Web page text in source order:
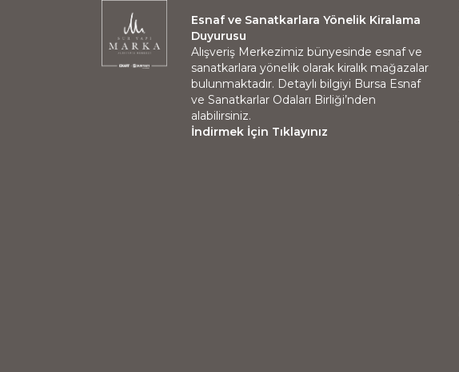
Esnaf ve Sanatkarlara Yönelik Kiralama
Duyurusu
Alışveriş Merkezimiz bünyesinde esnaf ve
sanatkarlara yönelik olarak kiralık mağazalar
bulunmaktadır. Detaylı bilgiyi Bursa Esnaf
ve Sanatkarlar Odaları Birliği’nden
alabilirsiniz.
İndirmek İçin Tıklayınız